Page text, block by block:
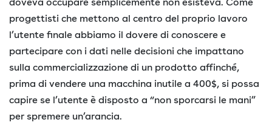
progettisti che mettono al centro del proprio lavoro
l’utente finale abbiamo il dovere di conoscere e
partecipare con i dati nelle decisioni che impattano
sulla commercializzazione di un prodotto affinché,
prima di vendere una macchina inutile a 400$, si possa
capire se l’utente è disposto a “non sporcarsi le mani”
per spremere un’arancia.